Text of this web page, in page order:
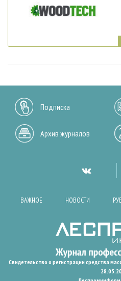
Подписка
Архив журналов
ВАЖНОЕ НОВОСТИ
Свидетельство о регистрации средства